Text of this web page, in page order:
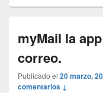
myMail la
correo.
Publicado el 20 marzo,
comentarios ↓